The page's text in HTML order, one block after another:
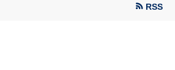
RSS